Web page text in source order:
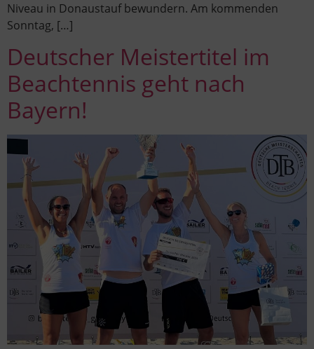
Niveau in Donaustauf bewundern. Am kommenden
Sonntag, […]
Deutscher Meistertitel im
Beachtennis geht nach
Bayern!